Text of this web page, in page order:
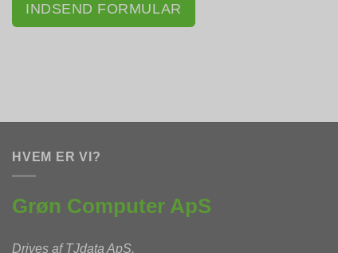
INDSEND FORMULAR
HVEM ER VI?
Grøn Computer ApS
Drives afTJdata ApS.